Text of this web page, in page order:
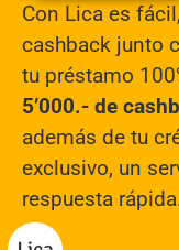
Con Lica es
cashback junto
tu préstamo
5’000.- de
además de tu
exclusivo, un
respuesta